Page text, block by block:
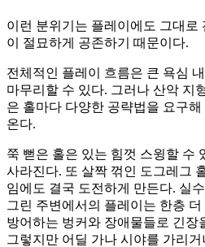
이런 분위기는 플레이에도 그대로
이 절묘하게 공존하기 때문이다.
전체적인 플레이 흐름은 큰 욕심
마무리할 수 있다. 그러나 산악 지
은 홀마다 다양한 공략법을 요구
온다.
쭉 뻗은 홀은 있는 힘껏 스윙할 수
사라진다. 또 살짝 꺾인 도그레그
임에도 결국 도전하게 만든다. 실
그린 주변에서의 플레이는 한층
방어하는 벙커와 장애물들로 긴장
그렇지만 어딜 가나 시야를 가리